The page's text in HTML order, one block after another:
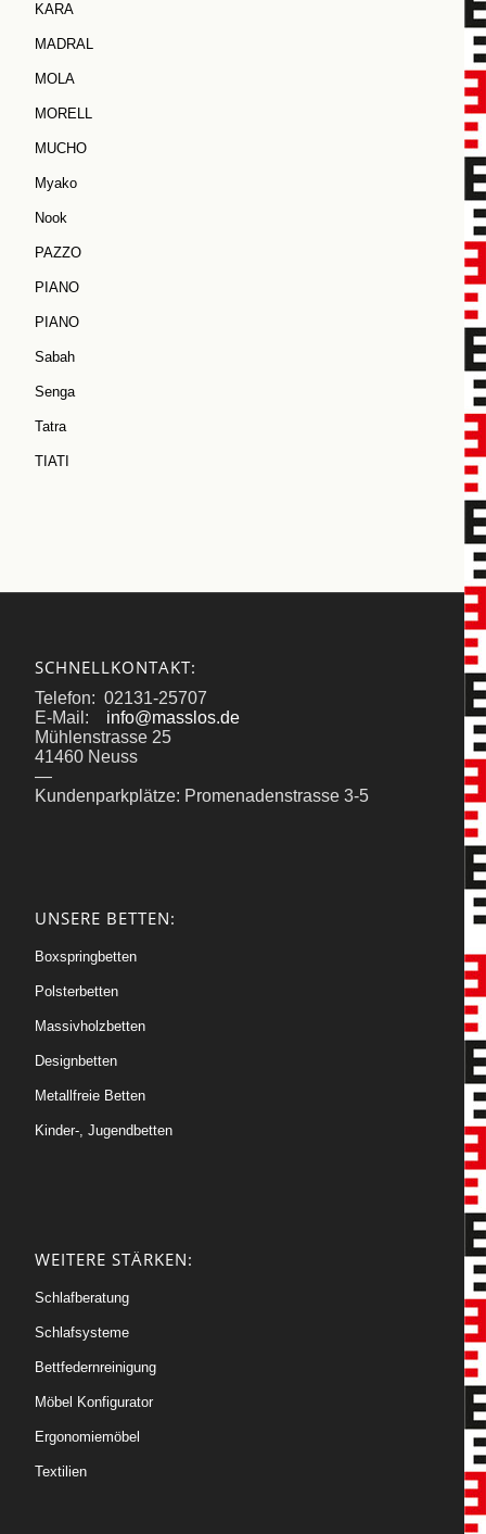
KARA
MADRAL
MOLA
MORELL
MUCHO
Myako
Nook
PAZZO
PIANO
PIANO
Sabah
Senga
Tatra
TIATI
SCHNELLKONTAKT:
Telefon: 02131-25707
E-Mail: info@masslos.de
Mühlenstrasse 25
41460 Neuss
—
Kundenparkplätze: Promenadenstrasse 3-5
UNSERE BETTEN:
Boxspringbetten
Polsterbetten
Massivholzbetten
Designbetten
Metallfreie Betten
Kinder-, Jugendbetten
WEITERE STÄRKEN:
Schlafberatung
Schlafsysteme
Bettfedernreinigung
Möbel Konfigurator
Ergonomiemöbel
Textilien